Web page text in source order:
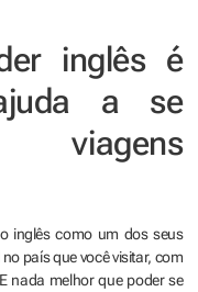
inglês é
a se
viagens
inglês como um dos seus
país que você visitar, com
nada melhor que poder se